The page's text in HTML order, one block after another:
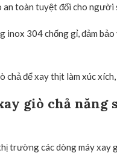
an toàn tuyệt đối cho người
inox 304 chống gỉ, đảm
chả để xay thịt làm xúc
giò chả năng
trường các dòng máy xay